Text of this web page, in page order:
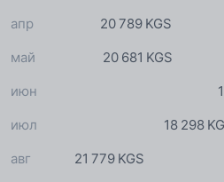
20 789 KGS
апр
20 681 KGS
май
июн
18 298
июл
21 779 KGS
авг